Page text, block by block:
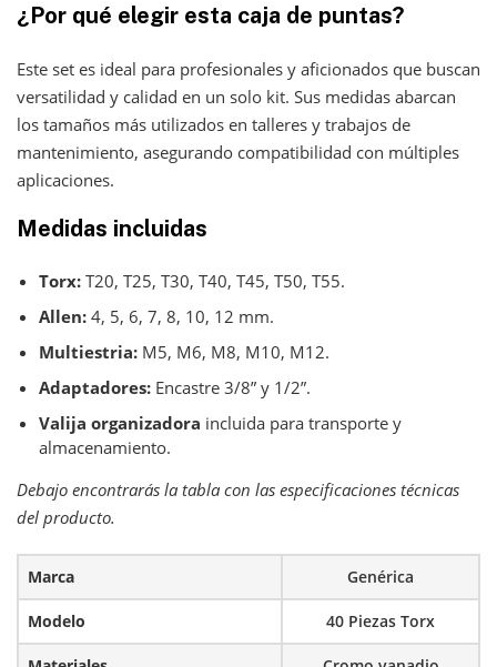
¿Por qué elegir esta caja de puntas?
Este set es ideal para profesionales y aficionados que buscan
versatilidad y calidad en un solo kit. Sus medidas abarcan
los tamaños más utilizados en talleres y trabajos de
mantenimiento, asegurando compatibilidad con múltiples
aplicaciones.
Medidas incluidas
Torx: T20, T25, T30, T40, T45, T50, T55.
Allen: 4, 5, 6, 7, 8, 10, 12 mm.
Multiestria: M5, M6, M8, M10, M12.
Adaptadores: Encastre 3/8” y 1/2”.
Valija organizadora incluida para transporte y
almacenamiento.
Debajo encontrarás la tabla con las especificaciones técnicas
del producto.
Marca Genérica
Modelo 40 Piezas Torx